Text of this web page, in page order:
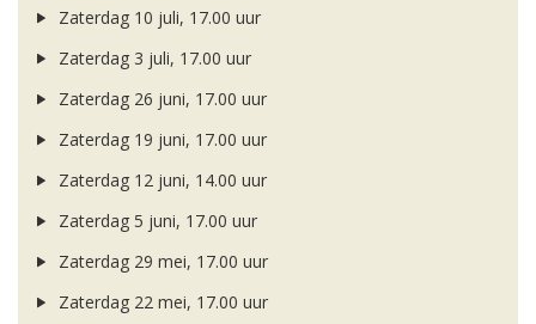
Zaterdag 10 juli, 17.00 uur
Zaterdag 3 juli, 17.00 uur
Zaterdag 26 juni, 17.00 uur
Zaterdag 19 juni, 17.00 uur
Zaterdag 12 juni, 14.00 uur
Zaterdag 5 juni, 17.00 uur
Zaterdag 29 mei, 17.00 uur
Zaterdag 22 mei, 17.00 uur